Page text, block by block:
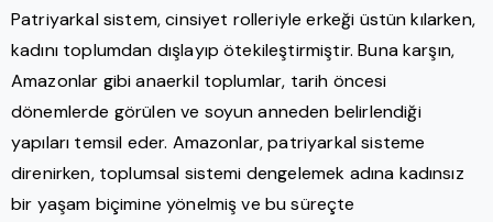
Patriyarkal sistem, cinsiyet rolleriyle erkeği üstün kılarken,
kadını toplumdan dışlayıp ötekileştirmiştir. Buna karşın,
Amazonlar gibi anaerkil toplumlar, tarih öncesi
dönemlerde görülen ve soyun anneden belirlendiği
yapıları temsil eder. Amazonlar, patriyarkal sisteme
direnirken, toplumsal sistemi dengelemek adına kadınsız
bir yaşam biçimine yönelmiş ve bu süreçte